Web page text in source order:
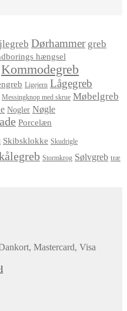
Dørhammer greb
hængsel
Kommodegreb
Ligejern Lågegreb
Messingknop med skrue Møbelgreb
Nogler Nøgle
Porcelæn
Skibsklokke Skudrigle
Stormkrog Sølvgreb træ